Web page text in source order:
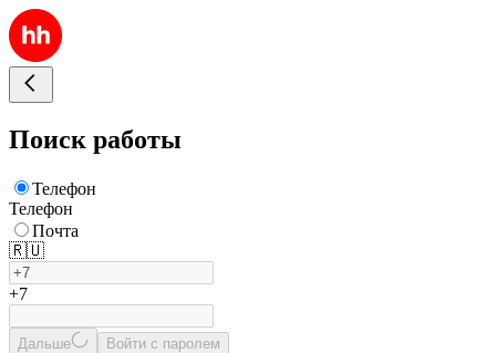
Поиск работы
Телефон
Телефон
Почта
🇷🇺
+7
Дальше
Войти с паролем